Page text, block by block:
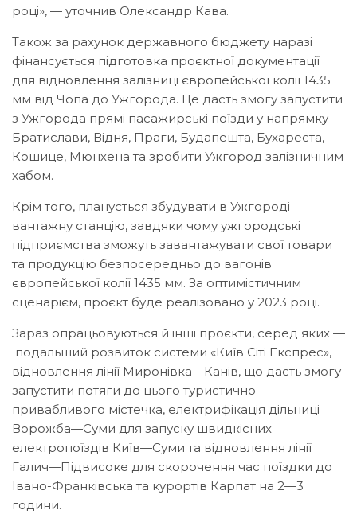
році», — уточнив Олександр Кава.
Також за рахунок державного бюджету наразі
фінансується підготовка проєктної документації
для відновлення залізниці європейської колії 1435
мм від Чопа до Ужгорода. Це дасть змогу запустити
з Ужгорода прямі пасажирські поїзди у напрямку
Братислави, Відня, Праги, Будапешта, Бухареста,
Кошице, Мюнхена та зробити Ужгород залізничним
хабом.
Крім того, планується збудувати в Ужгороді
вантажну станцію, завдяки чому ужгородські
підприємства зможуть завантажувати свої товари
та продукцію безпосередньо до вагонів
європейської колії 1435 мм. За оптимістичним
сценарієм, проєкт буде реалізовано у 2023 році.
Зараз опрацьовуються й інші проєкти, серед яких —
подальший розвиток системи «Київ Сіті Експрес»,
відновлення лінії Миронівка—Канів, що дасть змогу
запустити потяги до цього туристично
привабливого містечка, електрифікація дільниці
Ворожба—Суми для запуску швидкісних
електропоїздів Київ—Суми та відновлення лінії
Галич—Підвисоке для скорочення час поїздки до
Івано-Франківська та курортів Карпат на 2—3
години.